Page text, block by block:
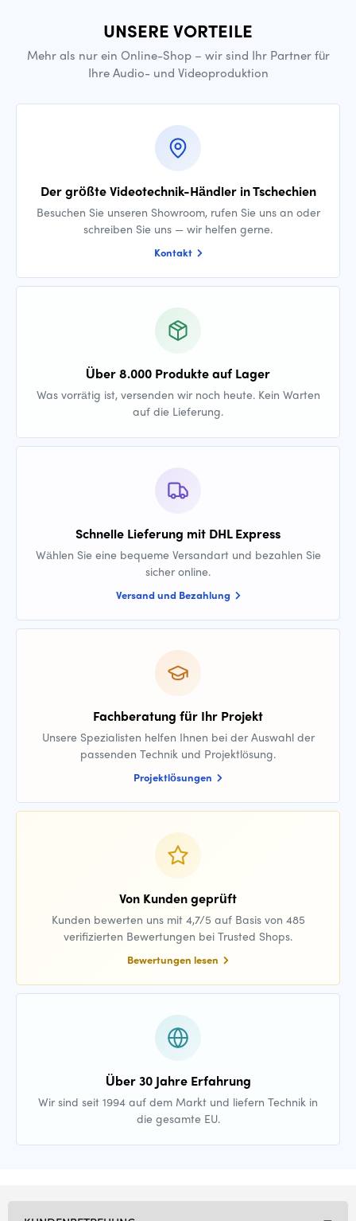
UNSERE VORTEILE
Mehr als nur ein Online-Shop – wir sind Ihr Partner für
Ihre Audio- und Videoproduktion
Der größte Videotechnik-Händler in Tschechien
Besuchen Sie unseren Showroom, rufen Sie uns an oder
schreiben Sie uns — wir helfen gerne.
Kontakt
Über 8.000 Produkte auf Lager
Was vorrätig ist, versenden wir noch heute. Kein Warten
auf die Lieferung.
Schnelle Lieferung mit DHL Express
Wählen Sie eine bequeme Versandart und bezahlen Sie
sicher online.
Versand und Bezahlung
Fachberatung für Ihr Projekt
Unsere Spezialisten helfen Ihnen bei der Auswahl der
passenden Technik und Projektlösung.
Projektlösungen
Von Kunden geprüft
Kunden bewerten uns mit 4,7/5 auf Basis von 485
verifizierten Bewertungen bei Trusted Shops.
Bewertungen lesen
Über 30 Jahre Erfahrung
Wir sind seit 1994 auf dem Markt und liefern Technik in
die gesamte EU.